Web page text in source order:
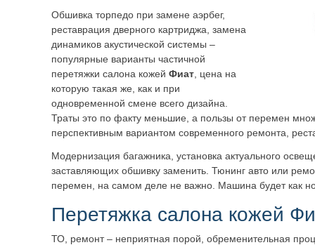
Обшивка торпедо при замене аэрбег,
реставрация дверного картриджа, замена
динамиков акустической системы –
популярные варианты частичной
перетяжки салона кожей Фиат , цена на
которую такая же, как и при
одновременной смене всего дизайна.
Траты это по факту меньшие, а пользы от перемен
перспективным вариантом современного ремонта,
Модернизация багажника, установка актуального
заставляющих обшивку заменить. Тюнинг авто или
перемен, на самом деле не важно. Машина будет как
Перетяжка салона кожей
ТО, ремонт – неприятная порой, обременительная